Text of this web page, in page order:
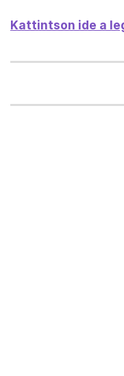
Kattintson ide a